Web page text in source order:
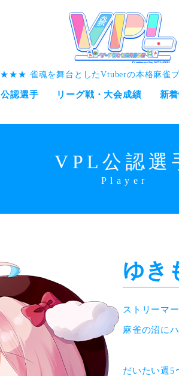
雀魂を舞台としたVtuberの本格麻雀
公認選手 リーグ戦・大会成績 新
VPL公認選
ゆき
ストリーマ
麻雀の沼に
だいたい週5